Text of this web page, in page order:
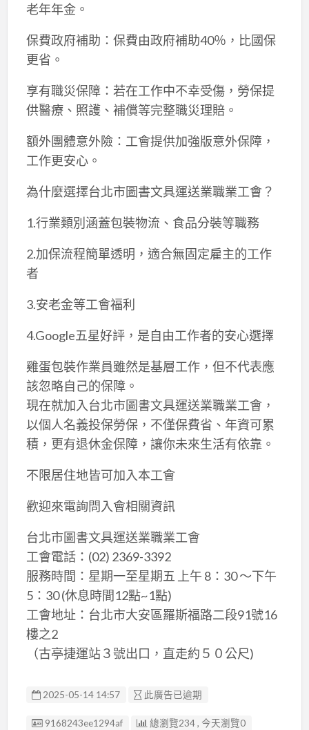
老年年金。
保費政府補助：保費由政府補助40％，比國保
更省。
享有職災保障：若在工作中不幸受傷，勞保提
供醫療、照護、補償等完整職災理賠。
額外團體意外險：工會提供加強版意外保障，
工作更安心。
為什麼選擇台北市圖書文具運送業職業工會？
1.行業類別涵蓋包裝物流、食品分裝等職務
2.加保流程簡單透明，適合無固定雇主的工作
者
3.安老金等工會福利
4.Google五星好評，是自由工作者的安心選擇
雞蛋包裝作業員雖然是基層工作，但不代表應
該忽略自己的保障。
現在就加入台北市圖書文具運送業職業工會，
以個人名義投保勞保，不僅保費省、年資可累
積，更有退休金保障，讓你未來生活有依靠。
不限居住地皆可加入本工會
歡迎來電詢問入會相關資訊
台北市圖書文具運送業職業工會
工會電話：(02) 2369-3392
服務時間：星期一至星期五 上午 8：30 ～下午
5：30 (休息時間12點~1點)
工會地址：台北市大安區羅斯福路二段91號16
樓之2
（古亭捷運站３號出口，直走約５０公尺)
2025-05-14 14:57 此廣告已逾期
廣告编號
9168243ee1294af 總瀏覽234 , 今天瀏覽0